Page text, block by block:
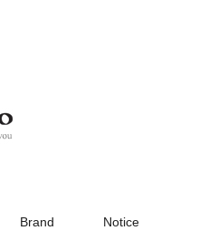
Brand Notice